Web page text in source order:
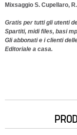
Mixsaggio S. Cupellaro,
Gratis per tutti gli utenti
Spartiti, midi files, basi
Gli abbonati e i clienti
Editoriale a casa.